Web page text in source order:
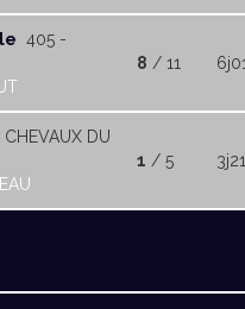
405 -
8 / 11
DU
1 / 5